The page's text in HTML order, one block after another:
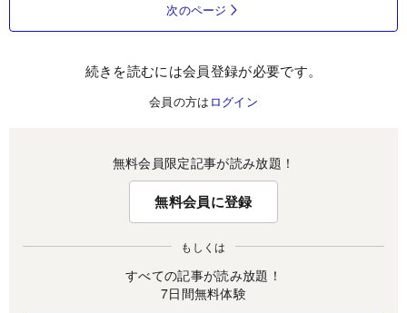
次のページ
続きを読むには会員登録が必要です。
会員の方は ログイン
無料会員限定記事が読み放題！
無料会員に登録
もしくは
すべての記事が読み放題！
7日間無料体験